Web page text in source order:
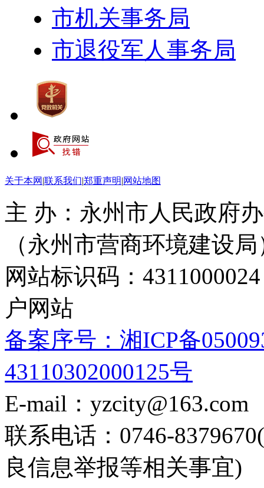
市机关事务局
市退役军人事务局
关于本网 |联系我们|郑重声明|网站地图
主 办：永州市人民政府
（永州市营商环境建设局
网站标识码：
户网站
备案序号：湘ICP备
43110302000125号
E-mail：yzcity@163.com
联系电话：0746-
良信息举报等相关事宜)